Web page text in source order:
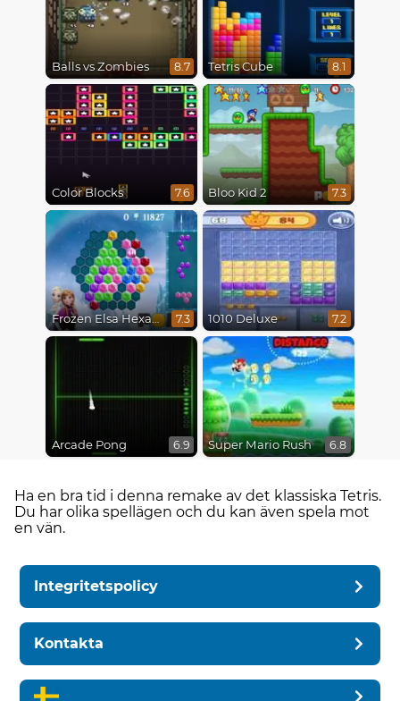
Balls vs Zombies 8.7 Tetris Cube 8.1
Color Blocks 7.6 Bloo Kid 2 7.3
Frozen Elsa Hexagon Puzzle 7.3 1010 Deluxe 7.2
Arcade Pong 6.9 Super Mario Rush 6.8
Ha en bra tid i denna remake av det klassiska Tetris.
Du har olika spellägen och du kan även spela mot
en vän.
Integritetspolicy
Kontakta